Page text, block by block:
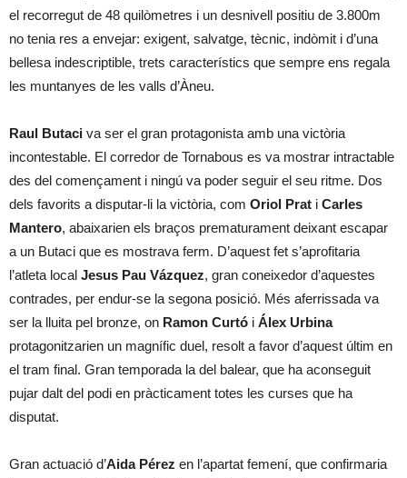
el recorregut de 48 quilòmetres i un desnivell positiu de 3.800m
no tenia res a envejar: exigent, salvatge, tècnic, indòmit i d’una
bellesa indescriptible, trets característics que sempre ens regala
les muntanyes de les valls d’Àneu.
Raul Butaci va ser el gran protagonista amb una victòria
incontestable. El corredor de Tornabous es va mostrar intractable
des del començament i ningú va poder seguir el seu ritme. Dos
dels favorits a disputar-li la victòria, com Oriol Prat i Carles
Mantero, abaixarien els braços prematurament deixant escapar
a un Butaci que es mostrava ferm. D’aquest fet s’aprofitaria
l’atleta local Jesus Pau Vázquez, gran coneixedor d’aquestes
contrades, per endur-se la segona posició. Més aferrissada va
ser la lluita pel bronze, on Ramon Curtó i Álex Urbina
protagonitzarien un magnífic duel, resolt a favor d’aquest últim en
el tram final. Gran temporada la del balear, que ha aconseguit
pujar dalt del podi en pràcticament totes les curses que ha
disputat.
Gran actuació d’Aida Pérez en l’apartat femení, que confirmaria